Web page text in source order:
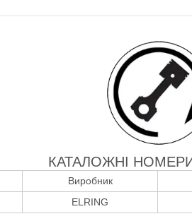
КАТАЛОЖНІ
Виробник
ELRING